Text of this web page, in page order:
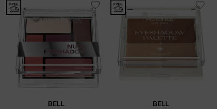
BELL
BELL